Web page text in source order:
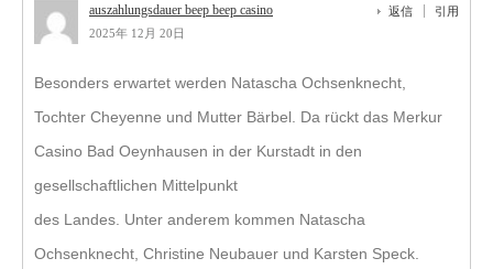
auszahlungsdauer beep beep casino
2025年 12月 20日
返信 引用
Besonders erwartet werden Natascha Ochsenknecht,
Tochter Cheyenne und Mutter Bärbel. Da rückt das Merkur
Casino Bad Oeynhausen in der Kurstadt in den
gesellschaftlichen Mittelpunkt
des Landes. Unter anderem kommen Natascha
Ochsenknecht, Christine Neubauer und Karsten Speck.